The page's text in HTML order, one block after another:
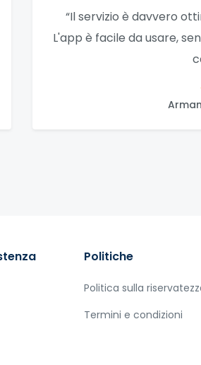
“Il servizio è davvero
L'app è facile da usare,
Politiche
Politica sulla
Termini e condizioni